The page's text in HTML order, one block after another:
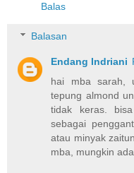
Balas
Balasan
Endang Indriani
hai mba sarah,
tepung almond
tidak keras.
sebagai
atau minyak
mba, mungkin